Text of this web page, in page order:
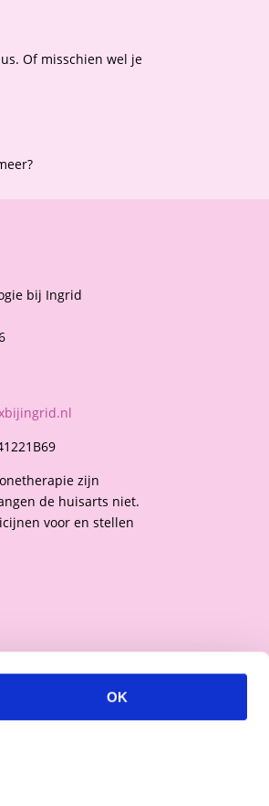
OK
wij technologieën zoals cookies om
of te raadplegen. Door in te stemmen met
surfgedrag of unieke ID's op deze site
of uw toestemming intrekt, kan dit een
en mogelijkheden.
Of misschien wel je
bij Ingrid
zijn
de huisarts niet.
voor en stellen